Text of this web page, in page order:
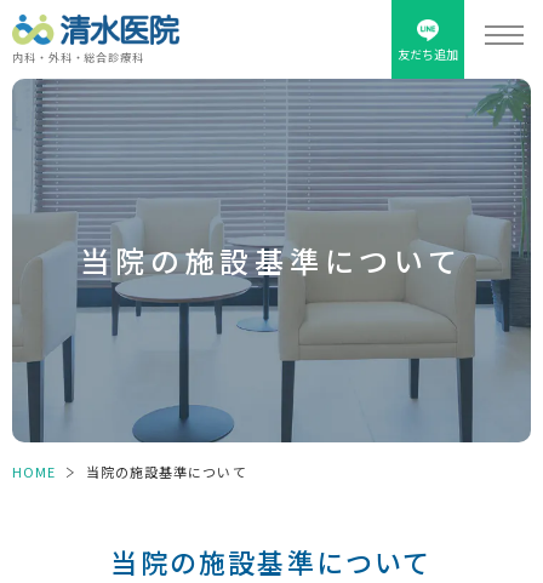
内科・外科・総合診療科 友だち追加
当院の施設基準について
HOME ＞ 当院の施設基準について
当院の施設基準について